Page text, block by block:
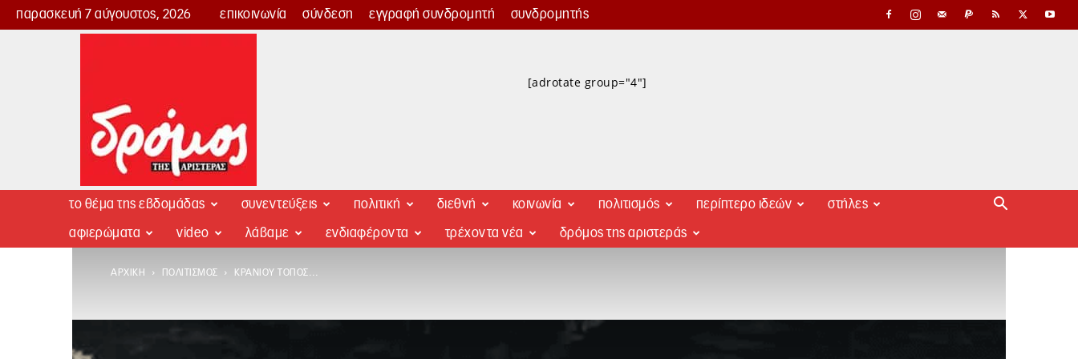
παρασκευή 7 αύγουστος, 2026 επικοινωνία σύνδεση εγγραφή συνδρομητή συνδρομητής
Δρόμος
[adrotate group="4"]
το θέμα της εβδομάδας συνεντεύξεις πολιτική διεθνή κοινωνία πολιτισμός περίπτερο ιδεών στήλες
αφιερώματα video λάβαμε ενδιαφέροντα τρέχοντα νέα δρόμος της αριστεράς
ΑΡΧΙΚΉ ΠΟΛΙΤΙΣΜΌΣ ΚΡΑΝΊΟΥ ΤΌΠΟΣ…